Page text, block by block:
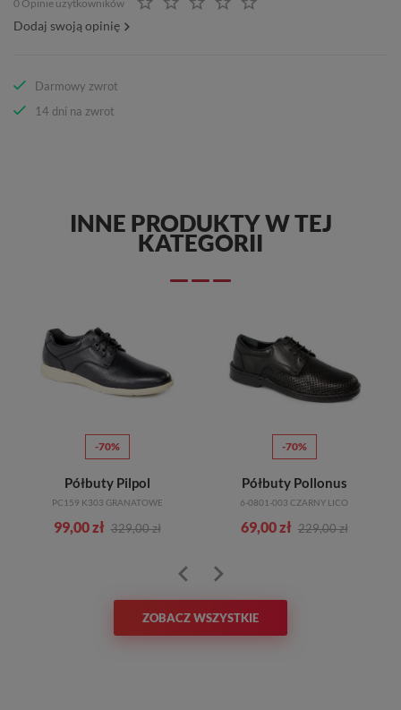
0 Opinie użytkowników
Dodaj swoją opinię
Darmowy zwrot
14 dni na zwrot
INNE PRODUKTY W TEJ
KATEGORII
-70%
Półbuty Pilpol
PC159 K303 GRANATOWE
99,00 zł 329,00 zł
-70%
Półbuty Pollonus
6-0801-003 CZARNY LICO
69,00 zł 229,00 zł
ZOBACZ WSZYSTKIE